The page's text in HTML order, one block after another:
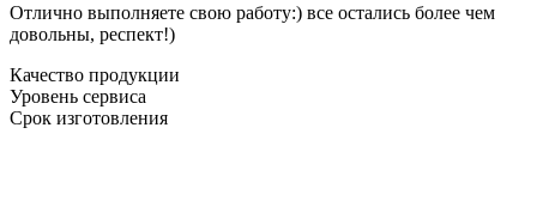
Отлично выполняете свою работу:) все остались более чем
довольны, респект!)
Качество продукции
Уровень сервиса
Срок изготовления